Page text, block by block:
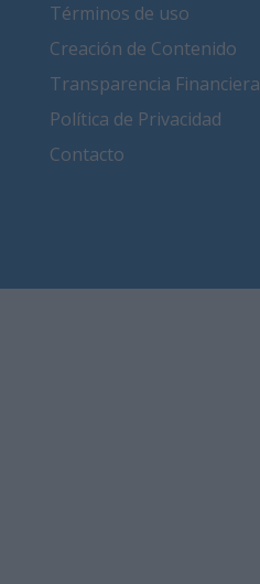
Términos de uso
Creación de Contenido
Transparencia Financiera
Política de Privacidad
Contacto